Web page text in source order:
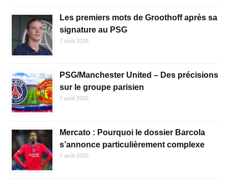
Les premiers mots de Groothoff après sa
signature au PSG
7 août 2026
PSG/Manchester United – Des précisions
sur le groupe parisien
7 août 2026
Mercato : Pourquoi le dossier Barcola
s’annonce particulièrement complexe
7 août 2026